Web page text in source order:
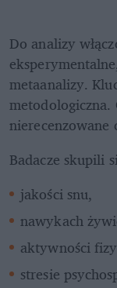
Do analizy
metaanalizy.
metodologiczna.
nierecenzowane
Badacze skupili
jakości snu,
nawykach
aktywności
stresie